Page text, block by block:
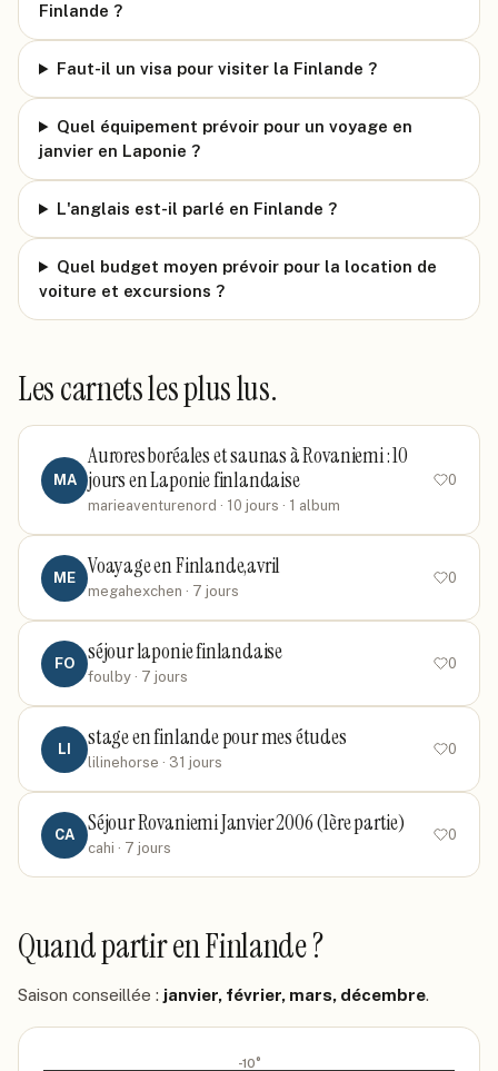
Finlande ?
Faut-il un visa pour visiter la Finlande ?
Quel équipement prévoir pour un voyage en
janvier en Laponie ?
L'anglais est-il parlé en Finlande ?
Quel budget moyen prévoir pour la location de
voiture et excursions ?
Les carnets les plus lus.
MA
Aurores boréales et saunas à Rovaniemi : 10
jours en Laponie finlandaise
marieaventurenord · 10 jours · 1 album
0
ME Voayage en Finlande,avril
megahexchen · 7 jours
0
FO séjour laponie finlandaise
foulby · 7 jours
0
LI stage en finlande pour mes études
lilinehorse · 31 jours
0
CA Séjour Rovaniemi Janvier 2006 (1ère partie)
cahi · 7 jours
0
Quand partiren Finlande?
Saison conseillée : janvier, février, mars, décembre.
-10°